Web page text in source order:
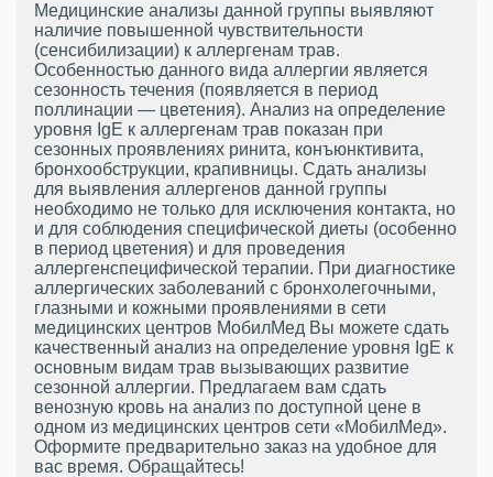
Медицинские анализы данной группы выявляют
наличие повышенной чувствительности
(сенсибилизации) к аллергенам трав.
Особенностью данного вида аллергии является
сезонность течения (появляется в период
поллинации — цветения). Анализ на определение
уровня IgE к аллергенам трав показан при
сезонных проявлениях ринита, конъюнктивита,
бронхообструкции, крапивницы. Сдать анализы
для выявления аллергенов данной группы
необходимо не только для исключения контакта, но
и для соблюдения специфической диеты (особенно
в период цветения) и для проведения
аллергенспецифической терапии. При диагностике
аллергических заболеваний с бронхолегочными,
глазными и кожными проявлениями в сети
медицинских центров МобилМед Вы можете сдать
качественный анализ на определение уровня IgE к
основным видам трав вызывающих развитие
сезонной аллергии. Предлагаем вам сдать
венозную кровь на анализ по доступной цене в
одном из медицинских центров сети «МобилМед».
Оформите предварительно заказ на удобное для
вас время. Обращайтесь!